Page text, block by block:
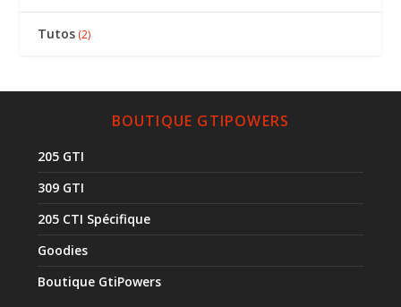
Tutos (2)
BOUTIQUE GTIPOWERS
205 GTI
309 GTI
205 CTI Spécifique
Goodies
Boutique GtiPowers